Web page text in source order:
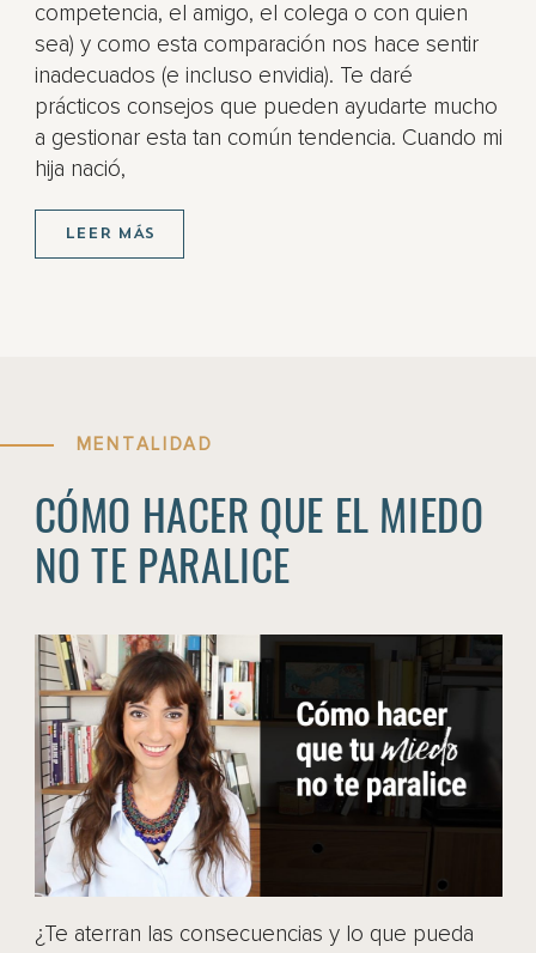
competencia, el amigo, el colega o con quien
sea) y como esta comparación nos hace sentir
inadecuados (e incluso envidia). Te daré
prácticos consejos que pueden ayudarte mucho
a gestionar esta tan común tendencia. Cuando mi
hija nació,
LEER MÁS
MENTALIDAD
CÓMO HACER QUE EL MIEDO
NO TE PARALICE
¿Te aterran las consecuencias y lo que pueda